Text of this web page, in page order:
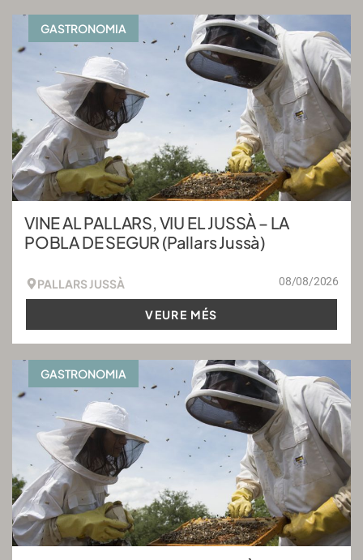
GASTRONOMIA
VINE AL PALLARS, VIU EL JUSSÀ – LA
POBLA DE SEGUR (Pallars Jussà)
PALLARS JUSSÀ 08/08/2026
VEURE MÉS
GASTRONOMIA